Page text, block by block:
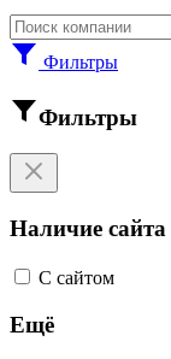
Фильтры
Фильтры
Наличие сайта
С сайтом
Ещё